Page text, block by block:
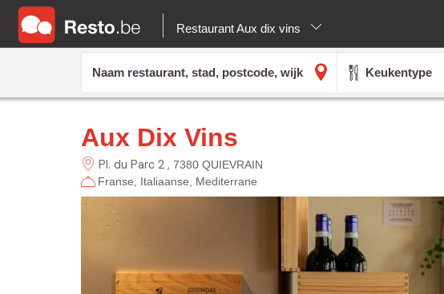
Restaurant Aux dix vins
Keukentype
Aux Dix Vins
Pl. du Parc 2
7380 QUIEVRAIN
Franse
Italiaanse Mediterrane